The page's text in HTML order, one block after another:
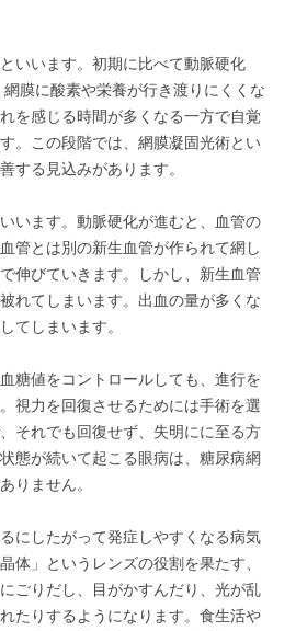
いいます。初期に比べて動脈硬化
網膜に酸素や栄養が行き渡りにくくな
を感じる時間が多くなる一方で自覚
。この段階では、網膜凝固光術とい
する見込みがあります。
います。動脈硬化が進むと、血管の
管とは別の新生血管が作られて網し
伸びていきます。しかし、新生血管
れてしまいます。出血の量が多くな
てしまいます。
糖値をコントロールしても、進行を
視力を回復させるためには手術を選
それでも回復せず、失明にに至る方
態が続いて起こる眼病は、糖尿病網
りません。
にしたがって発症しやすくなる病気
体」というレンズの役割を果たす、
ごりだし、目がかすんだり、光が乱
たりするようになります。食生活や